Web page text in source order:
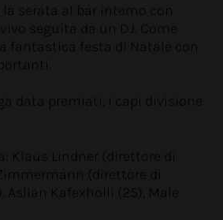
serata al bar interno con
seguita da un DJ. Come
fantastica festa di Natale con
data premiati, i capi divisione
Klaus Lindner (direttore di
(direttore di
Asllan Kafexholli (25), Male